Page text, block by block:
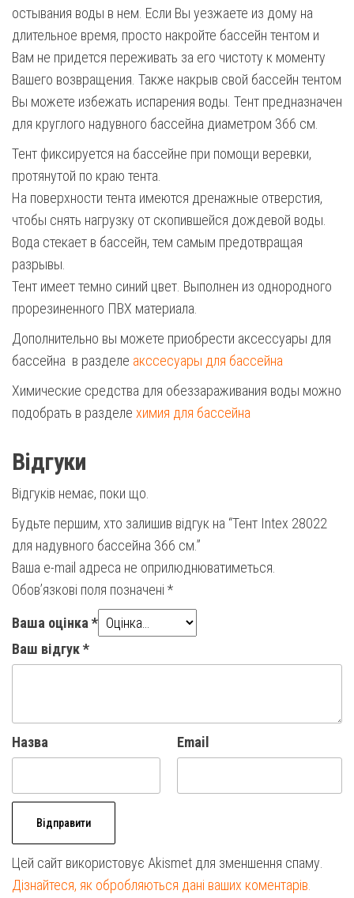
остывания воды в нем. Если Вы уезжаете из дому на
длительное время, просто накройте бассейн тентом и
Вам не придется переживать за его чистоту к моменту
Вашего возвращения. Также накрыв свой бассейн тентом
Вы можете избежать испарения воды. Тент предназначен
для круглого надувного бассейна диаметром 366 см.
Тент фиксируется на бассейне при помощи веревки,
протянутой по краю тента.
На поверхности тента имеются дренажные отверстия,
чтобы снять нагрузку от скопившейся дождевой воды.
Вода стекает в бассейн, тем самым предотвращая
разрывы.
Тент имеет темно синий цвет. Выполнен из однородного
прорезиненного ПВХ материала.
Дополнительно вы можете приобрести аксессуары для
бассейна в разделе акссесуары для бассейна
Химические средства для обеззараживания воды можно
подобрать в разделе химия для бассейна
Відгуки
Відгуків немає, поки що.
Будьте першим, хто залишив відгук на “Тент Intex 28022
для надувного бассейна 366 см.”
Ваша e-mail адреса не оприлюднюватиметься.
Обов’язкові поля позначені *
Ваша оцінка *
Ваш відгук*
Назва Email
Цей сайт використовує Akismet для зменшення спаму.
Дізнайтеся, як обробляються дані ваших коментарів.